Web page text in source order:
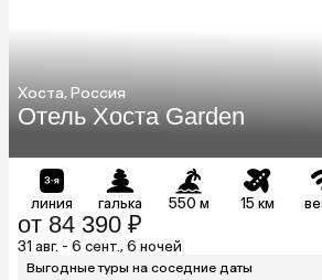
Хоста, Россия
Отель Хоста Garden
линия галька 550 м 15 км
от 84 390 ₽
31 авг. - 6 сент., 6 ночей
Выгодные туры на соседние даты